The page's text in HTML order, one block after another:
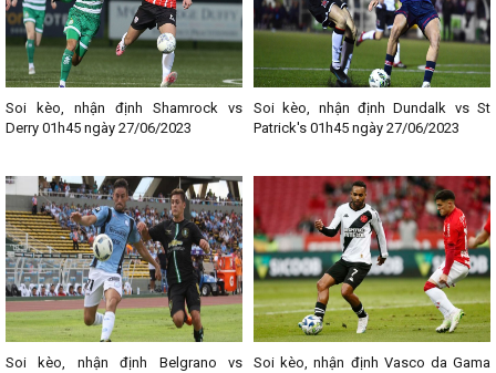
Soi kèo, nhận định Shamrock vs
Derry 01h45 ngày 27/06/2023
Soi kèo, nhận định Dundalk vs St
Patrick's 01h45 ngày 27/06/2023
Soi kèo, nhận định Belgrano vs
Soi kèo, nhận định Vasco da Gama